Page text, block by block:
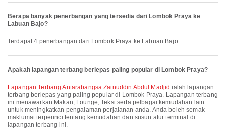
Berapa banyak penerbangan yang tersedia dari Lombok Praya ke
Labuan Bajo?
Terdapat 4 penerbangan dari Lombok Praya ke Labuan Bajo.
Apakah lapangan terbang berlepas paling popular di Lombok Praya?
Lapangan Terbang Antarabangsa Zainuddin Abdul Madjid ialah lapangan
terbang berlepas yang paling popular di Lombok Praya. Lapangan terbang
ini menawarkan Makan, Lounge, Teksi serta pelbagai kemudahan lain
untuk meningkatkan pengalaman perjalanan anda. Anda boleh semak
maklumat terperinci tentang kemudahan dan susun atur terminal di
lapangan terbang ini.